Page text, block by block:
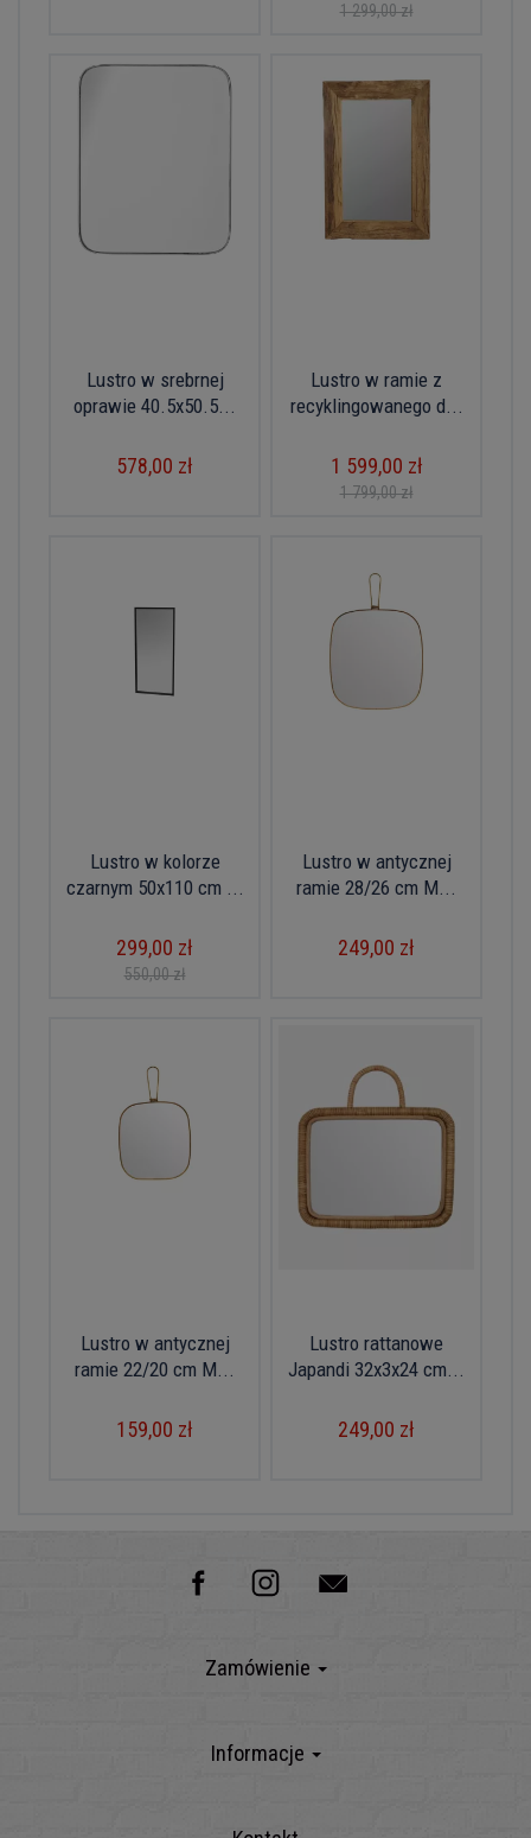
1 299,00 zł
Lustro w srebrnej
oprawie 40.5x50.5...
578,00 zł
Lustro w ramie z
recyklingowanego d...
1 599,00 zł
1 799,00 zł
Lustro w kolorze
czarnym 50x110 cm ...
299,00 zł
550,00 zł
Lustro w antycznej
ramie 28/26 cm M...
249,00 zł
Lustro w antycznej
ramie 22/20 cm M...
159,00 zł
Lustro rattanowe
Japandi 32x3x24 cm...
249,00 zł
Zamówienie
Informacje